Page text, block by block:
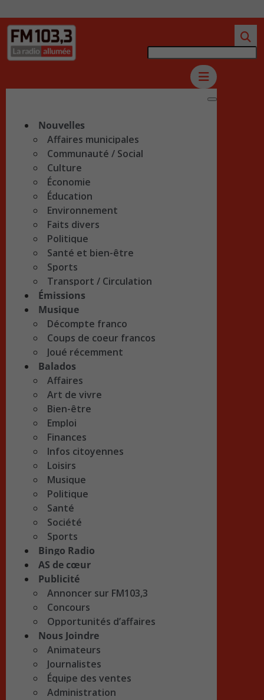
Nouvelles
Affaires municipales
Communauté / Social
Culture
Économie
Éducation
Environnement
Faits divers
Politique
Santé et bien-être
Sports
Transport / Circulation
Émissions
Musique
Décompte franco
Coups de coeur francos
Joué récemment
Balados
Affaires
Art de vivre
Bien-être
Emploi
Finances
Infos citoyennes
Loisirs
Musique
Politique
Santé
Société
Sports
Bingo Radio
AS de cœur
Publicité
Annoncer sur FM103,3
Concours
Opportunités d’affaires
Nous Joindre
Animateurs
Journalistes
Équipe des ventes
Administration